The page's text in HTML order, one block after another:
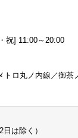
祝] 11:00～20:00
トロ丸ノ内線／御
は除く）